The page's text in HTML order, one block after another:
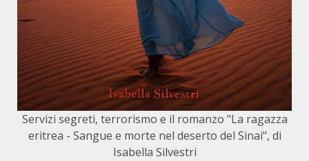
Servizi segreti, terrorismo e il romanzo "La ragazza
eritrea - Sangue e morte nel deserto del Sinai", di
Isabella Silvestri